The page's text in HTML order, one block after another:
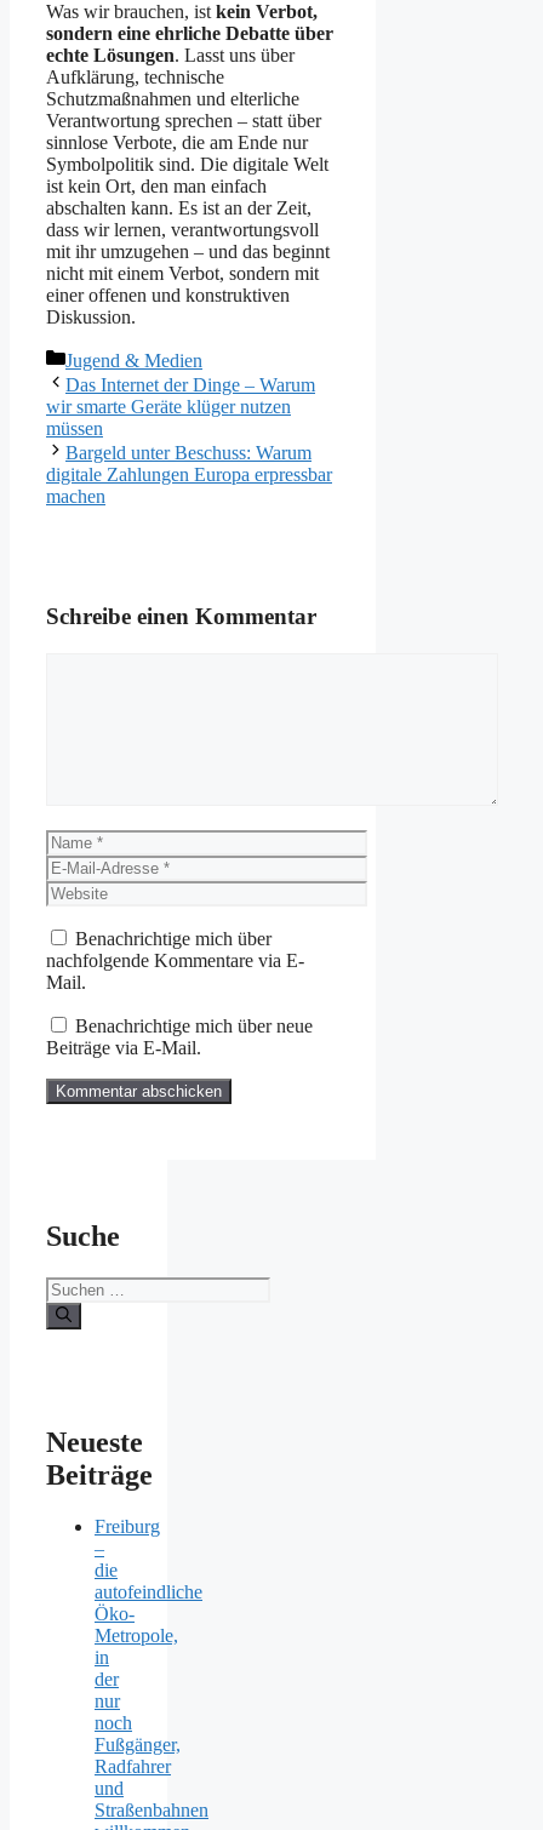
Was wir brauchen, ist kein Verbot,
sondern eine ehrliche Debatte über
echte Lösungen. Lasst uns über
Aufklärung, technische
Schutzmaßnahmen und elterliche
Verantwortung sprechen – statt über
sinnlose Verbote, die am Ende nur
Symbolpolitik sind. Die digitale Welt
ist kein Ort, den man einfach
abschalten kann. Es ist an der Zeit,
dass wir lernen, verantwortungsvoll
mit ihr umzugehen – und das beginnt
nicht mit einem Verbot, sondern mit
einer offenen und konstruktiven
Diskussion.
Kategorien
Jugend & Medien
Das Internet der Dinge – Warum
wir smarte Geräte klüger nutzen
müssen
Bargeld unter Beschuss: Warum
digitale Zahlungen Europa erpressbar
machen
Schreibe einen Kommentar
Name
E-
Mail-
Adresse
Website
Benachrichtige mich über
nachfolgende Kommentare via E-
Mail.
Benachrichtige mich über neue
Beiträge via E-Mail.
Suche
Suchen
nach:
Neueste
Beiträge
Freiburg
–
die
autofeindliche
Öko-
Metropole,
in
der
nur
noch
Fußgänger,
Radfahrer
und
Straßenbahnen